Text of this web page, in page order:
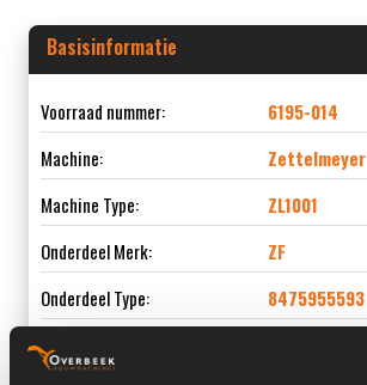
Basisinformatie
Voorraad nummer:
6195-014
Machine:
Zettelmeyer
Machine Type:
ZL1001
Onderdeel Merk:
ZF
Onderdeel Type:
8475955593